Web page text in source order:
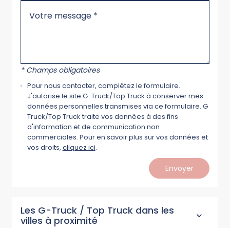
* Champs obligatoires
Pour nous contacter, complétez le formulaire.
J'autorise le site G-Truck/Top Truck à conserver mes
données personnelles transmises via ce formulaire. G
Truck/Top Truck traite vos données à des fins
d'information et de communication non
commerciales. Pour en savoir plus sur vos données et
vos droits, cliquez ici.
Envoyer
Les G-Truck / Top Truck dans les
villes à proximité